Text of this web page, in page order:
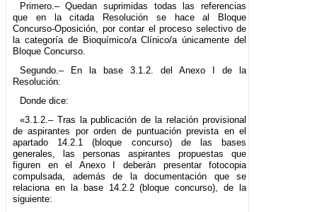
Primero.– Quedan suprimidas todas las referencias
que en la citada Resolución se hace al Bloque
Concurso-Oposición, por contar el proceso selectivo de
la categoría de Bioquímico/a Clínico/a únicamente del
Bloque Concurso.
Segundo.– En la base 3.1.2. del Anexo I de la
Resolución:
Donde dice:
«3.1.2.– Tras la publicación de la relación provisional
de aspirantes por orden de puntuación prevista en el
apartado 14.2.1 (bloque concurso) de las bases
generales, las personas aspirantes propuestas que
figuren en el Anexo I deberán presentar fotocopia
compulsada, además de la documentación que se
relaciona en la base 14.2.2 (bloque concurso), de la
siguiente: